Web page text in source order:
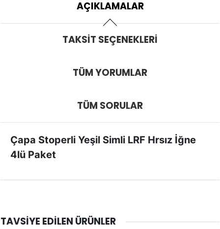
AÇIKLAMALAR
TAKSIT SEÇENEKLERI
TÜM YORUMLAR
TÜM SORULAR
Çapa Stoperli Yeşil Simli LRF Hrsız İğne
4lü Paket
TAVSIYE EDILEN ÜRÜNLER